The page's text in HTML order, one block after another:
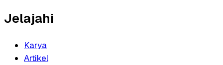
Jelajahi
Karya
Artikel